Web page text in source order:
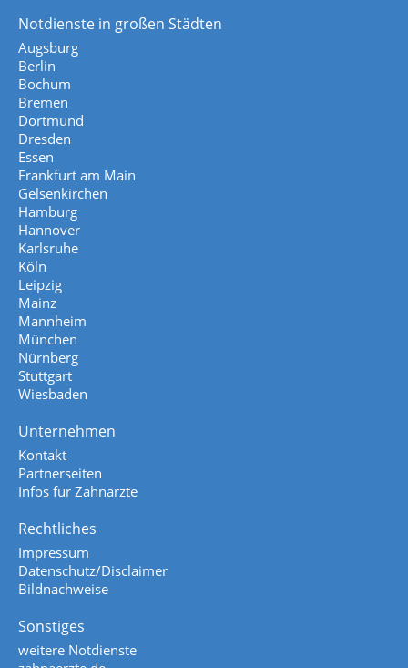
Notdienste in großen Städten
Augsburg
Berlin
Bochum
Bremen
Dortmund
Dresden
Essen
Frankfurt am Main
Gelsenkirchen
Hamburg
Hannover
Karlsruhe
Köln
Leipzig
Mainz
Mannheim
München
Nürnberg
Stuttgart
Wiesbaden
Unternehmen
Kontakt
Partnerseiten
Infos für Zahnärzte
Rechtliches
Impressum
Datenschutz/Disclaimer
Bildnachweise
Sonstiges
weitere Notdienste